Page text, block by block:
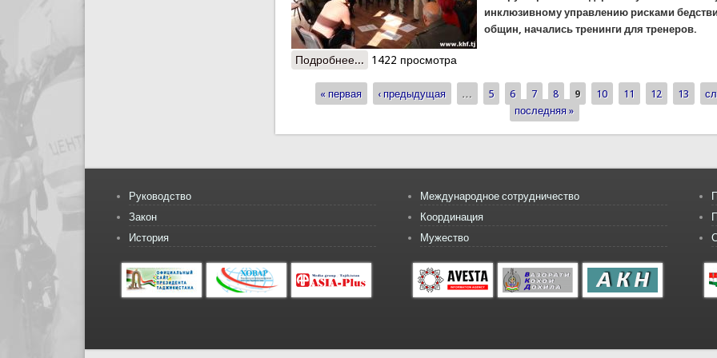
инклюзивному управлению рисками
общин, начались тренинги для тренеров.
Подробнее... о В КЧС начались тренинги для тренеров по управлению рисками
1422 просмотра
Страницы
« первая ‹ предыдущая … 5 6 7 8 9 10 11 12 13
последняя »
Руководство
Закон
История
Международное сотрудничество
Координация
Мужество